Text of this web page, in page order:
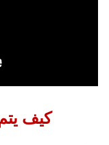
2. كيف